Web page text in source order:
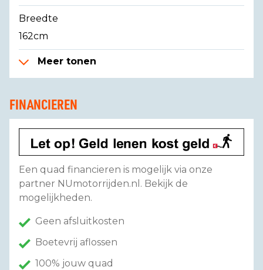
Breedte
162cm
Meer tonen
FINANCIEREN
Een quad financieren is mogelijk via onze
partner NUmotorrijden.nl. Bekijk de
mogelijkheden.
Geen afsluitkosten
Boetevrij aflossen
100% jouw quad